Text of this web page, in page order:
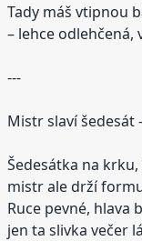
Tady máš vtipnou
– lehce
---
Mistr slaví šedesát
Šedesátka na
mistr ale drží
Ruce pevné, hlava
jen ta slivka večer